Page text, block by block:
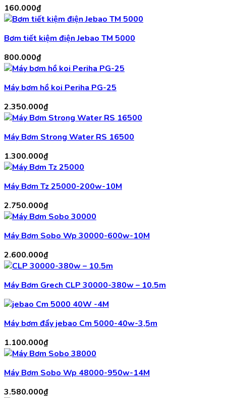
160.000₫
Bơm tiết kiệm điện Jebao TM 5000
800.000₫
Máy bơm hồ koi Periha PG-25
2.350.000₫
Máy Bơm Strong Water RS 16500
1.300.000₫
Máy Bơm Tz 25000-200w-10M
2.750.000₫
Máy Bơm Sobo Wp 30000-600w-10M
2.600.000₫
Máy Bơm Grech CLP 30000-380w – 10.5m
Máy bơm đẩy jebao Cm 5000-40w-3,5m
1.100.000₫
Máy Bơm Sobo Wp 48000-950w-14M
3.580.000₫